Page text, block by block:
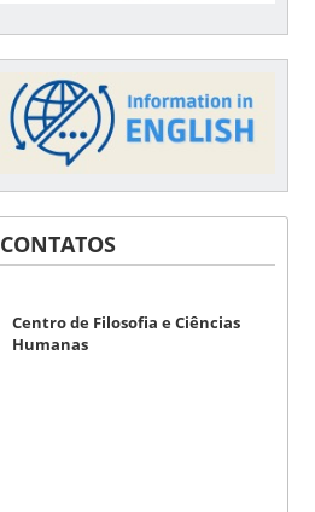
CONTATOS
Centro de Filosofia e Ciências
Humanas